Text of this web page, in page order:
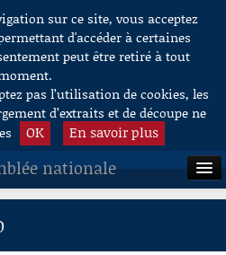
sur ce site, vous acceptez
d'accéder à certaines
peut être retiré à tout
pas l’utilisation de cookies, les
d’extraits et de découpe ne
OK En savoir plus
nationale